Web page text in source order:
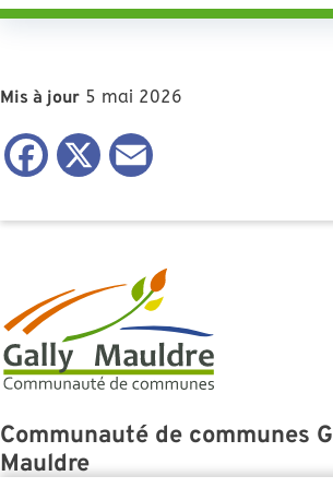
Mis à jour 5 mai 2026
Facebook
X
Communauté de communes
Mauldre